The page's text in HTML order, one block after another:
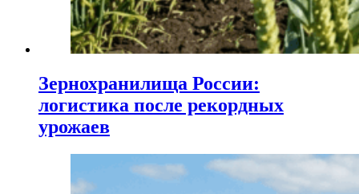
Зернохранилища России:
логистика после рекордных
урожаев